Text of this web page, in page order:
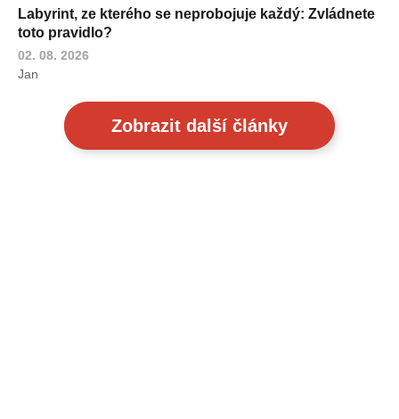
Labyrint, ze kterého se neprobojuje každý: Zvládnete
toto pravidlo?
02. 08. 2026
Jan
Zobrazit další články